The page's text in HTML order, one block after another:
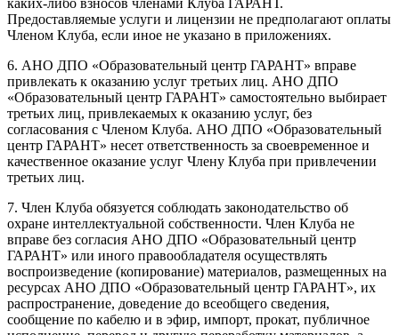
Предоставляемые услуги и лицензии не предполагают оплаты
Членом Клуба, если иное не указано в приложениях.
6. АНО ДПО «Образовательный центр ГАРАНТ» вправе
привлекать к оказанию услуг третьих лиц. АНО ДПО
«Образовательный центр ГАРАНТ» самостоятельно выбирает
третьих лиц, привлекаемых к оказанию услуг, без
согласования с Членом Клуба. АНО ДПО «Образовательный
центр ГАРАНТ» несет ответственность за своевременное и
качественное оказание услуг Члену Клуба при привлечении
третьих лиц.
7. Член Клуба обязуется соблюдать законодательство об
охране интеллектуальной собственности. Член Клуба не
вправе без согласия АНО ДПО «Образовательный центр
ГАРАНТ» или иного правообладателя осуществлять
воспроизведение (копирование) материалов, размещенных на
ресурсах АНО ДПО «Образовательный центр ГАРАНТ», их
распространение, доведение до всеобщего сведения,
сообщение по кабелю и в эфир, импорт, прокат, публичное